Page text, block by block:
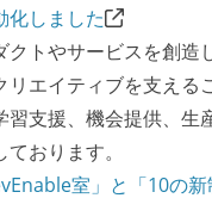
化しました
クトやサービスを創造
リエイティブを支える
習支援、機会提供、生
おります。
室」と「10の新